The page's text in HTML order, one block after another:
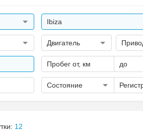
Ibiza
Двигатель
Пробег от, км до
Состояние
12